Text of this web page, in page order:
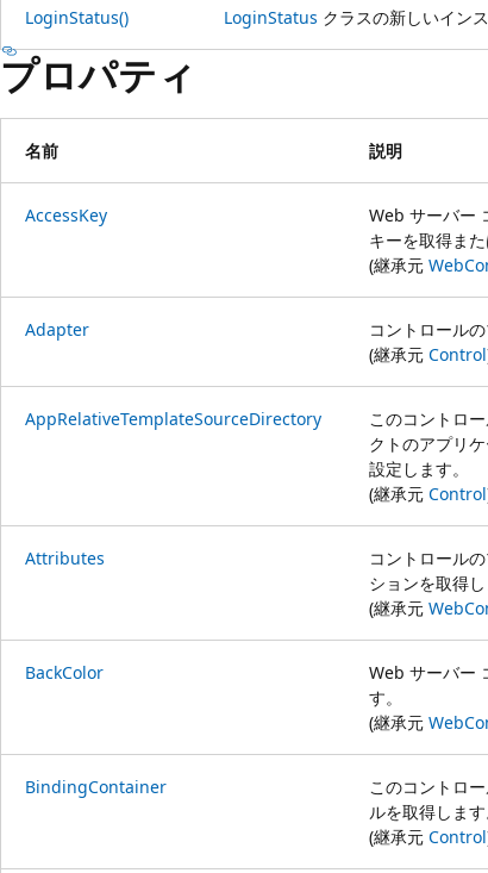
LoginStatus() LoginStatus クラスの新しいイン
プロパティ
名前 説明
AccessKey
Web サーバー
キーを取得また
(継承元
Adapter
コントロール
(継承元 Control
AppRelativeTemplateSourceDirectory このコントロ
クトのアプリ
設定します。
(継承元 Control
Attributes
コントロール
ションを取得し
(継承元
BackColor
Web サーバー
す。
(継承元
BindingContainer
このコントロ
ルを取得します
(継承元 Control